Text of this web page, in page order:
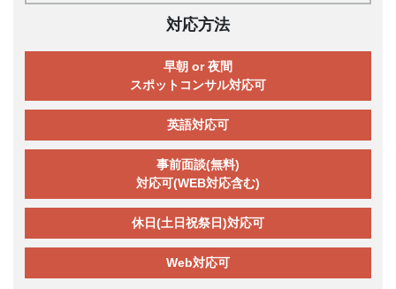
対応方法
早朝 or 夜間
スポットコンサル対応可
英語対応可
事前面談(無料)
対応可(WEB対応含む)
休日(土日祝祭日)対応可
Web対応可